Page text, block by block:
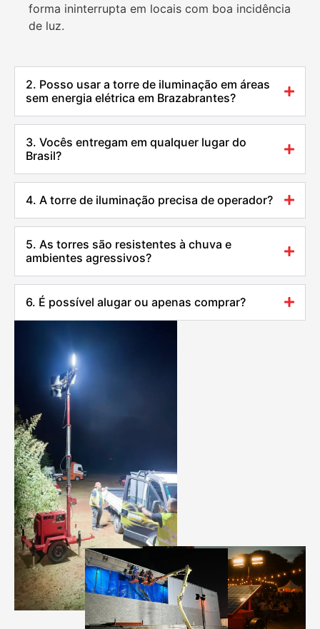
forma ininterrupta em locais com boa incidência
de luz.
2. Posso usar a torre de iluminação em áreas
sem energia elétrica em Brazabrantes?
3. Vocês entregam em qualquer lugar do
Brasil?
4. A torre de iluminação precisa de operador?
5. As torres são resistentes à chuva e
ambientes agressivos?
6. É possível alugar ou apenas comprar?